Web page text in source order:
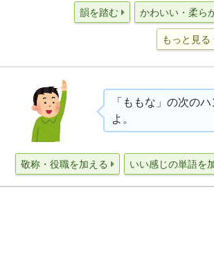
韻を踏む かわいい・柔ら
もっと見る
「ももな」の次の
よ。
敬称・役職を加える いい感じの単語を